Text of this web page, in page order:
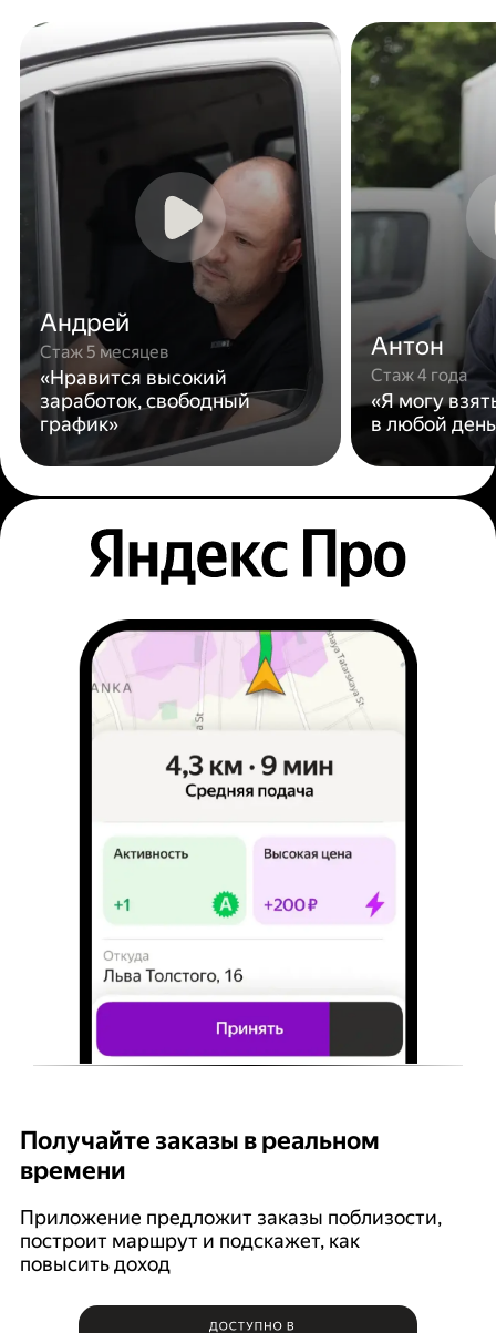
Андрей
Стаж 5 месяцев
«Нравится высокий
заработок, свободный
график»
Антон
Стаж 4 года
«Я могу
в любой
Получайте заказы в реальном
времени
Приложение предложит заказы поблизости,
построит маршрут и подскажет, как
повысить доход